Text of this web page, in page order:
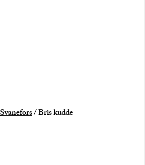
Svanefors/ Bris kudde